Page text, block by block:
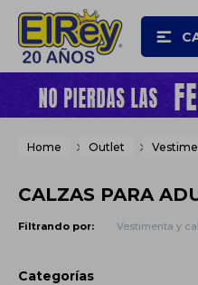
Home Outlet
CALZAS PARA
Filtrando por: Vestimenta y
Categorías